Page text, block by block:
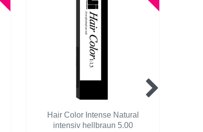
Hair Color Intense Natural
intensiv hellbraun 5.00